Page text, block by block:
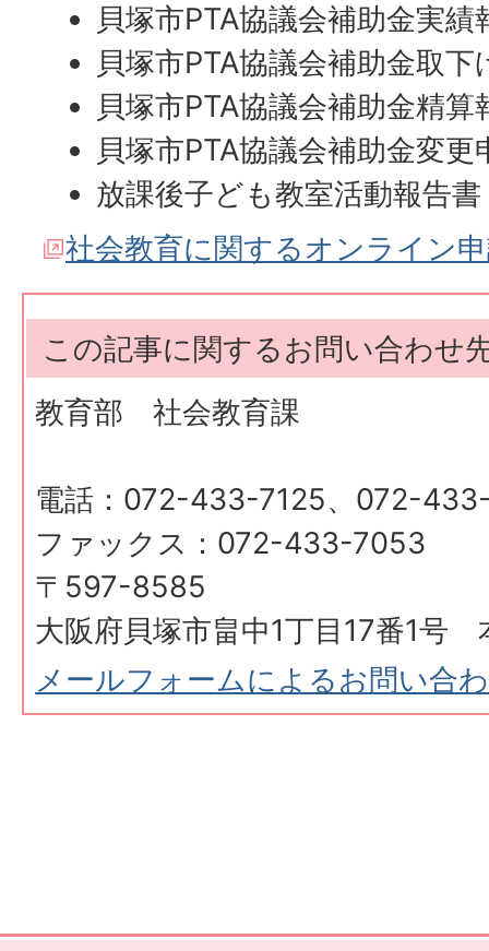
貝塚市PTA協議会補助金実績
貝塚市PTA協議会補助金取下
貝塚市PTA協議会補助金精算
貝塚市PTA協議会補助金変更
放課後子ども教室活動報告書
社会教育に関するオンライン
この記事に関するお問い合わせ
教育部 社会教育課
電話：072-433-7125、072-
ファックス：072-433-7053
〒597-8585
大阪府貝塚市畠中1丁目17番1号
メールフォームによるお問い合